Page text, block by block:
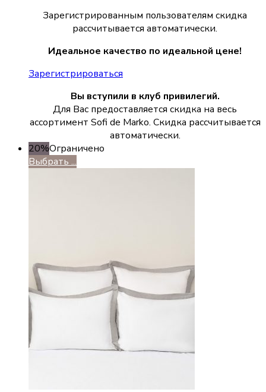
Зарегистрированным пользователям скидка
рассчитывается автоматически.
Идеальное качество по идеальной цене!
Зарегистрироваться
Вы вступили в клуб привилегий.
Для Вас предоставляется скидка на весь
ассортимент Sofi de Marko. Скидка рассчитывается
автоматически.
20%Ограничено
Выбрать ...